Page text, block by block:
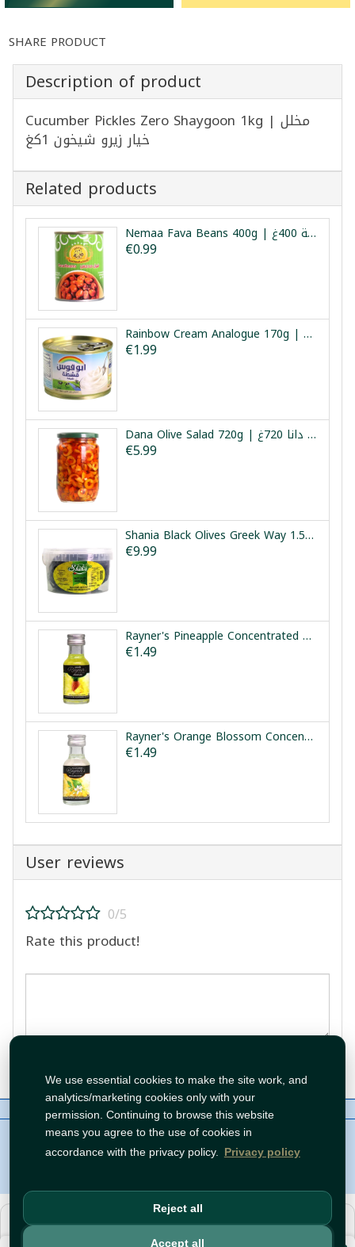
We use essential cookies to make the site work, and
analytics/marketing cookies only with your
permission. Continuing to browse this website
means you agree to the use of cookies in
accordance with the privacy policy. Privacy policy
Reject all
Accept all
SHARE PRODUCT
Description of product
Cucumber Pickles Zero Shaygoon 1kg | مخلل
خيار زيرو شيخون 1كغ
Related products
Nemaa Fava Beans 400g | فول مدمس نعمة 400غ
€0.99
Rainbow Cream Analogue 170g | كريمة قوس قزح 170غ
€1.99
Dana Olive Salad 720g | سلطة زيتون دانا 720غ
€5.99
Shania Black Olives Greek Way 1.5kg | زيتون أسود طريقة يونانية شانيا 1.5كغ
€9.99
Rayner's Pineapple Concentrated Flavouring Essence 25ml | نكهة الأناناس المركزة رينرز 25مل
€1.49
Rayner's Orange Blossom Concentrated Flavouring Essence 28ml | مركز ماء الزهر رينرز 28مل
€1.49
User reviews
0/5
Rate this product!
Contact Policies
Copyright© Tawfeer 2018-2026
هذا متجر جملة. الأسعار وميزات الشراء متاحة فقط للحساباتالمسجّلة
والمفعّلة